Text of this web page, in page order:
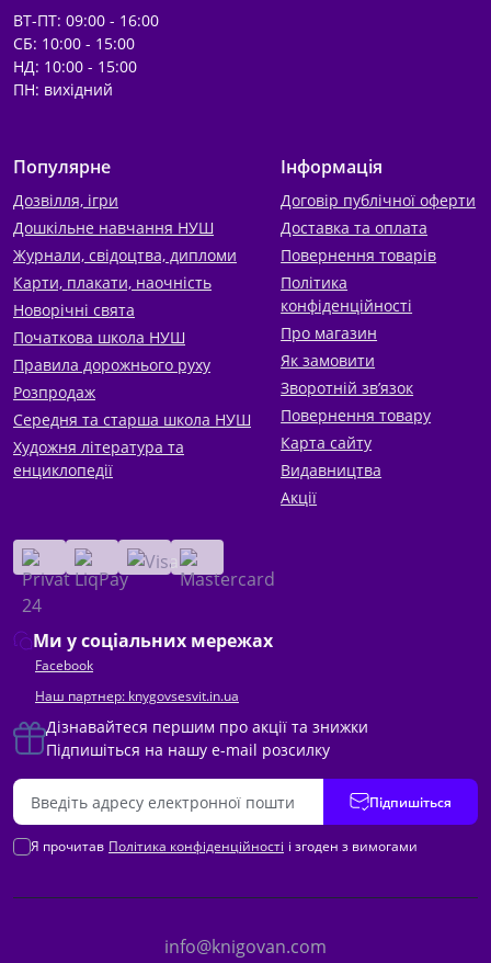
ВТ-ПТ: 09:00 - 16:00
СБ: 10:00 - 15:00
НД: 10:00 - 15:00
ПН: вихідний
Популярне
Дозвілля, ігри
Дошкільне навчання НУШ
Журнали, свідоцтва, дипломи
Карти, плакати, наочність
Новорічні свята
Початкова школа НУШ
Правила дорожнього руху
Розпродаж
Середня та старша школа НУШ
Художня література та
енциклопедії
Інформація
Договір публічної оферти
Доставка та оплата
Повернення товарів
Політика
конфіденційності
Про магазин
Як замовити
Зворотній зв’язок
Повернення товару
Карта сайту
Видавництва
Акції
Ми у соціальних мережах
Facebook
Наш партнер: knygovsesvit.in.ua
Дізнавайтеся першим про акції та знижки
Підпишіться на нашу e-mail розсилку
Підпишіться
Я прочитав Політика конфіденційності і згоден з вимогами
info@knigovan.com